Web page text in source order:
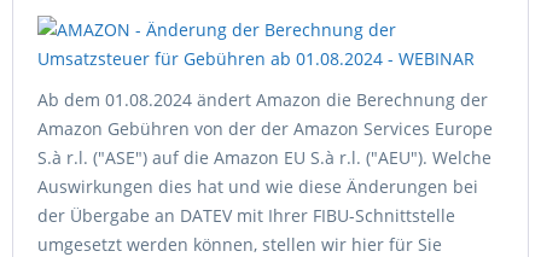
Ab dem 01.08.2024 ändert Amazon die Berechnung der
Amazon Gebühren von der der Amazon Services Europe
S.à r.l. ("ASE") auf die Amazon EU S.à r.l. ("AEU"). Welche
Auswirkungen dies hat und wie diese Änderungen bei
der Übergabe an DATEV mit Ihrer FIBU-Schnittstelle
umgesetzt werden können, stellen wir hier für Sie